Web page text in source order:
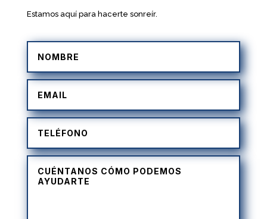
Estamos aquí para hacerte sonreír.